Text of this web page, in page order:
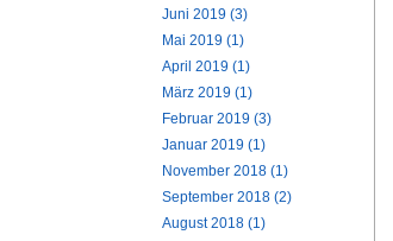
Juni 2019 (3)
Mai 2019 (1)
April 2019 (1)
März 2019 (1)
Februar 2019 (3)
Januar 2019 (1)
November 2018 (1)
September 2018 (2)
August 2018 (1)